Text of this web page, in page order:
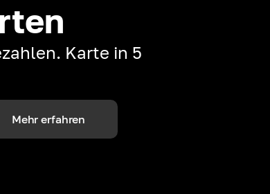
Karte in 5
Mehr erfahren